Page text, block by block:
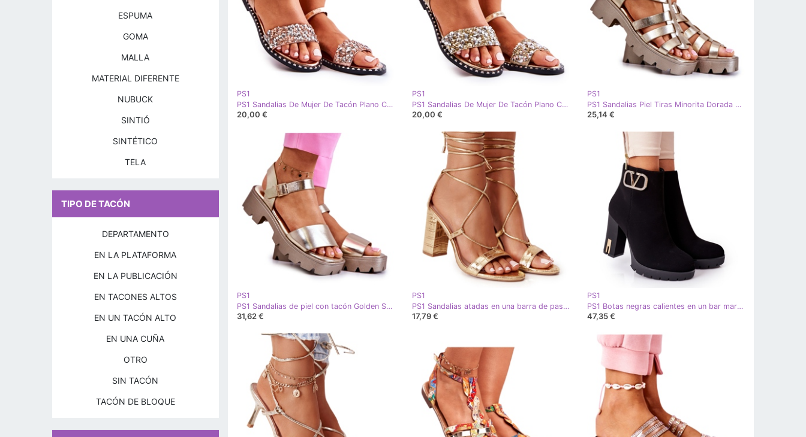
PS1
PS1 Sandalias De Mujer De Tacón Plano Con Tachuelas Oro Rosa Francesca dorado
20,00 €
PS1
PS1 Sandalias De Mujer De Tacón Plano Con Tachuelas Francesca Doradas dorado
20,00 €
PS1
PS1 Sandalias Piel Tiras Minorita Dorada dorado
25,14 €
PS1
PS1 Sandalias de piel con tacón Golden Sovie dorado
31,62 €
PS1
PS1 Sandalias atadas en una barra de pasarela dorada dorado
17,79 €
PS1
PS1 Botas negras calientes en un bar maravilloso negro dorado
47,35 €
ESPUMA
GOMA
MALLA
MATERIAL DIFERENTE
NUBUCK
SINTIÓ
SINTÉTICO
TELA
TIPO DE TACÓN
DEPARTAMENTO
EN LA PLATAFORMA
EN LA PUBLICACIÓN
EN TACONES ALTOS
EN UN TACÓN ALTO
EN UNA CUÑA
OTRO
SIN TACÓN
TACÓN DE BLOQUE